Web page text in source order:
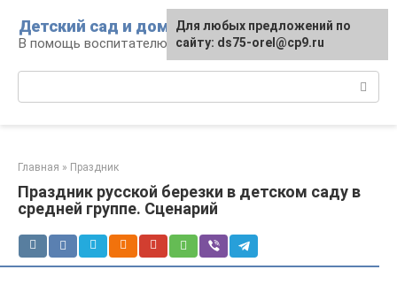
контенту
Детский сад и дом
В помощь воспитателю и родителям
Главная » Праздник
Праздник русской березки в детском саду в
средней группе. Сценарий
Для любых предложений по
сайту: ds75-orel@cp9.ru